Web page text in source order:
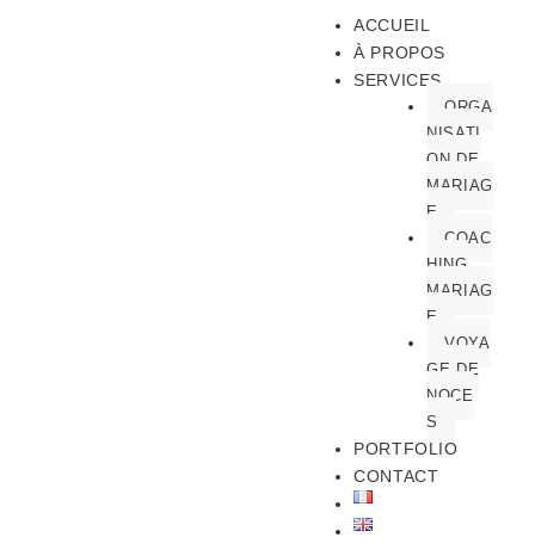
ACCUEIL
À PROPOS
SERVICES
ORGA
NISATI
ON DE
MARIAG
E
COAC
HING
MARIAG
E
VOYA
GE DE
NOCE
S
PORTFOLIO
CONTACT